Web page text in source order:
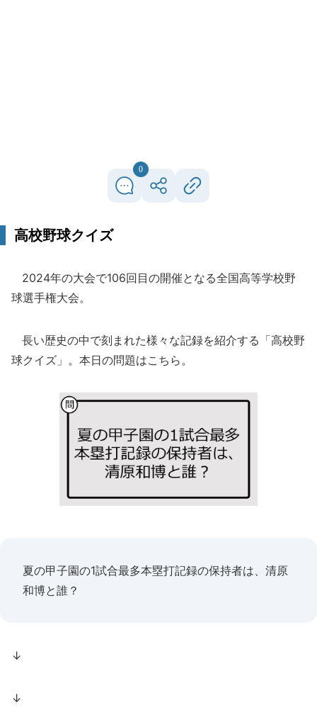
0
高校野球クイズ
2024年の大会で106回目の開催となる全国高等学校野
球選手権大会。
長い歴史の中で刻まれた様々な記録を紹介する「高校野
球クイズ」。本日の問題はこちら。
夏の甲子園の1試合最多本塁打記録の保持者は、清原
和博と誰？
↓
↓